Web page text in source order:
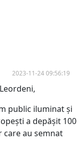
2023-11-24 09:56:19
public iluminat și
a depășit 100
au semnat